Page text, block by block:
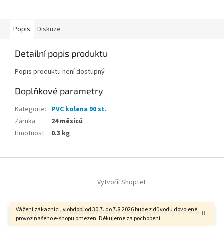
Vážení zákazníci, v období od 30.7. do 7.8.2026 bude z důvodu dovolené
provoz našeho e-shopu omezen. Děkujeme za pochopení.
Popis Diskuze
Detailní popis produktu
Popis produktu není dostupný
Doplňkové parametry
Kategorie: PVC kolena 90 st.
Záruka:
24 měsíců
Hmotnost: 0.3 kg
Vytvořil Shoptet
Copyright 2026BAZÉNOVÝ SVĚT. Všechna práva vyhrazena.